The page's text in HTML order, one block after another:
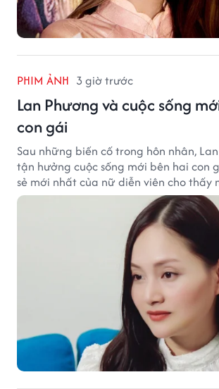
PHIM ẢNH 3 giờ trước
Lan Phương và cuộc sống
con gái
Sau những biến cố trong hôn nhân,
tận hưởng cuộc sống mới bên hai con
sẻ mới nhất của nữ diễn viên cho thấy
hạnh phúc hiện tại đến từ những điều